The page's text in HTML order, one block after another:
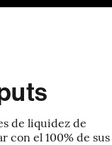
de liquidez de
con el 100% de sus